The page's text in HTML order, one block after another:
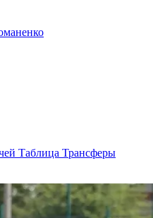
Таблица Трансферы